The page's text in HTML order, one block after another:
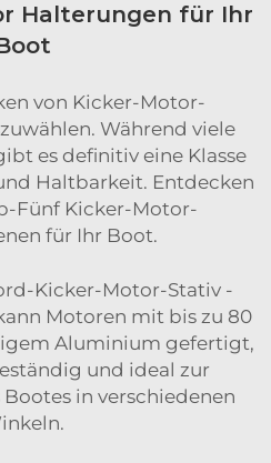
Halterungen für Ihr
von Kicker-Motor-
Während viele
es definitiv eine Klasse
Haltbarkeit. Entdecken
Fünf Kicker-Motor-
für Ihr Boot.
Kicker-Motor-Stativ -
Motoren mit bis zu 80
Aluminium gefertigt,
und ideal zur
in verschiedenen